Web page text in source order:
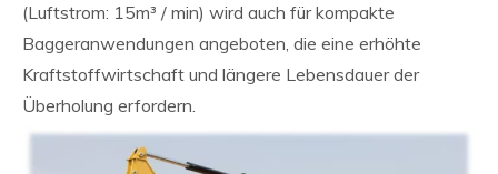
(Luftstrom: 15m³ / min) wird auch für kompakte
Baggeranwendungen angeboten, die eine erhöhte
Kraftstoffwirtschaft und längere Lebensdauer der
Überholung erfordern.